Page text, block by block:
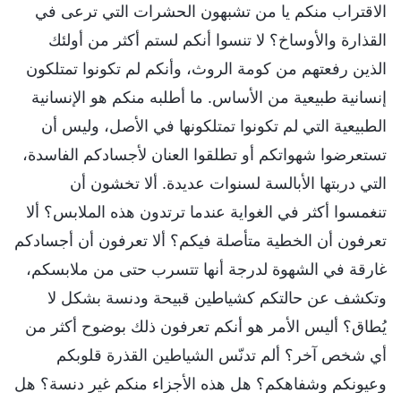
الاقتراب منكم يا من تشبهون الحشرات التي ترعى في
القذارة والأوساخ؟ لا تنسوا أنكم لستم أكثر من أولئك
الذين رفعتهم من كومة الروث، وأنكم لم تكونوا تمتلكون
إنسانية طبيعية من الأساس. ما أطلبه منكم هو الإنسانية
الطبيعية التي لم تكونوا تمتلكونها في الأصل، وليس أن
تستعرضوا شهواتكم أو تطلقوا العنان لأجسادكم الفاسدة،
التي دربتها الأبالسة لسنوات عديدة. ألا تخشون أن
تنغمسوا أكثر في الغواية عندما ترتدون هذه الملابس؟ ألا
تعرفون أن الخطية متأصلة فيكم؟ ألا تعرفون أن أجسادكم
غارقة في الشهوة لدرجة أنها تتسرب حتى من ملابسكم،
وتكشف عن حالتكم كشياطين قبيحة ودنسة بشكل لا
يُطاق؟ أليس الأمر هو أنكم تعرفون ذلك بوضوح أكثر من
أي شخص آخر؟ ألم تدنّس الشياطين القذرة قلوبكم
وعيونكم وشفاهكم؟ هل هذه الأجزاء منكم غير دنسة؟ هل